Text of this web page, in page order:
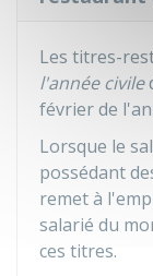
Les titres-
l'année civile
février de
Lorsque le
possédant
remet à
salarié du
ces titres.